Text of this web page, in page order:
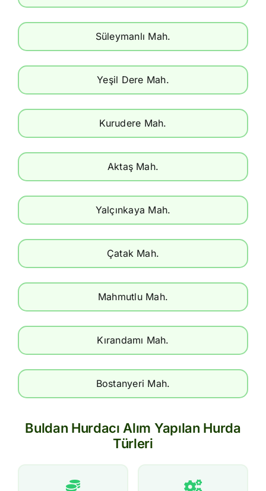
Süleymanlı Mah.
Yeşil Dere Mah.
Kurudere Mah.
Aktaş Mah.
Yalçınkaya Mah.
Çatak Mah.
Mahmutlu Mah.
Kırandamı Mah.
Bostanyeri Mah.
Buldan Hurdacı Alım Yapılan Hurda
Türleri